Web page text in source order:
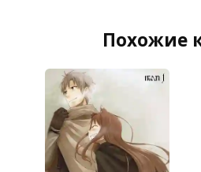
Похожие